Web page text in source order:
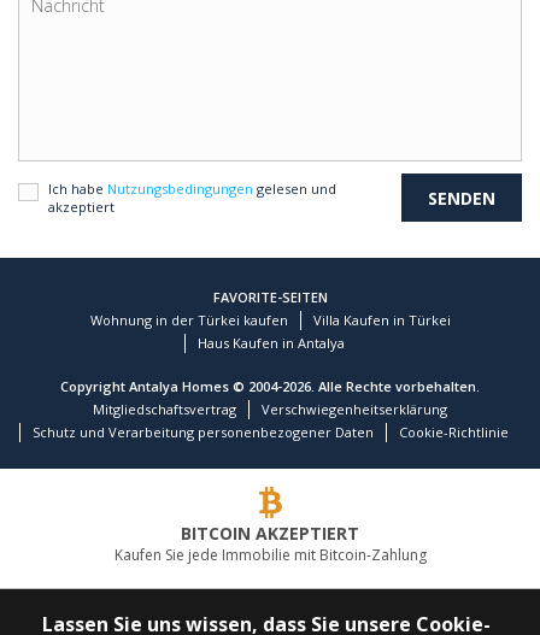
Ich habe Nutzungsbedingungen gelesen und
akzeptiert
FAVORITE-SEITEN
Wohnung in der Türkei kaufen
Villa Kaufen in Türkei
Haus Kaufen in Antalya
Copyright Antalya Homes © 2004-2026. Alle Rechte vorbehalten.
Mitgliedschaftsvertrag
Verschwiegenheitserklärung
Schutz und Verarbeitung personenbezogener Daten
Cookie-Richtlinie
BITCOIN AKZEPTIERT
Kaufen Sie jede Immobilie mit Bitcoin-Zahlung
FÜHRENDES IMMOBILIENUNTERNEHMEN
Lassen Sie uns wissen, dass Sie unsere Cookie-